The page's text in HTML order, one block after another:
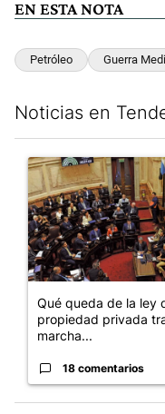
EN ESTA NOTA
Petróleo Guerra
Noticias en
Un artículo de
Qué queda de la ley
propiedad privada
marcha...
18 comentarios